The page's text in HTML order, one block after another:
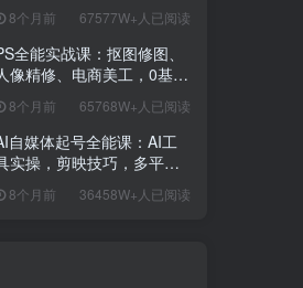
15K+岗位
8个月前 67577W+人已阅读
全能实战课：抠图修图、
像精修、电商美工，0基础
8个月前 65768W+人已阅读
自媒体起号全能课：AI工
实操，剪映技巧，多平台
8个月前 36458W+人已阅读